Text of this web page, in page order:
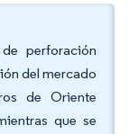
perforación
del mercado
de Oriente
que se